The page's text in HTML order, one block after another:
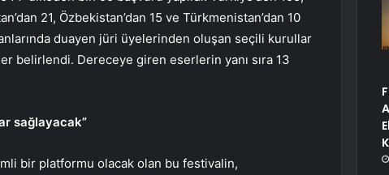
21, Özbekistan’dan 15 ve Türkmenistan’dan 10
duayen jüri üyelerinden oluşan seçili kurullar
belirlendi. Dereceye giren eserlerin yanı sıra 13
sağlayacak”
bir platformu olacak olan bu festivalin,